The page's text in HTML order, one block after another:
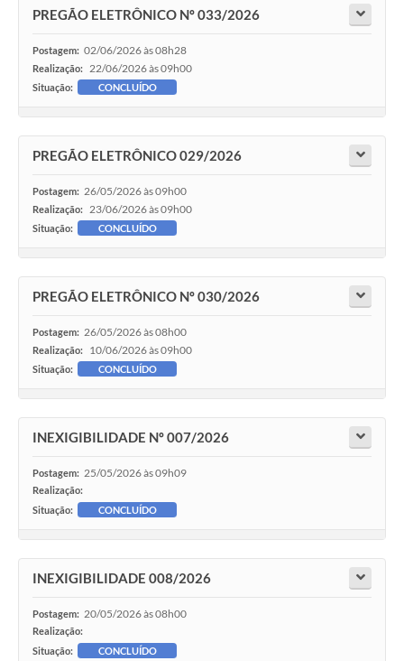
PREGÃO ELETRÔNICO Nº 033/2026
Postagem: 02/06/2026 às 08h28
Realização: 22/06/2026 às 09h00
Situação: CONCLUÍDO
PREGÃO ELETRÔNICO 029/2026
Postagem: 26/05/2026 às 09h00
Realização: 23/06/2026 às 09h00
Situação: CONCLUÍDO
PREGÃO ELETRÔNICO Nº 030/2026
Postagem: 26/05/2026 às 08h00
Realização: 10/06/2026 às 09h00
Situação: CONCLUÍDO
INEXIGIBILIDADE Nº 007/2026
Postagem: 25/05/2026 às 09h09
Realização:
Situação:
CONCLUÍDO
INEXIGIBILIDADE 008/2026
Postagem: 20/05/2026 às 08h00
Realização:
Situação:
CONCLUÍDO